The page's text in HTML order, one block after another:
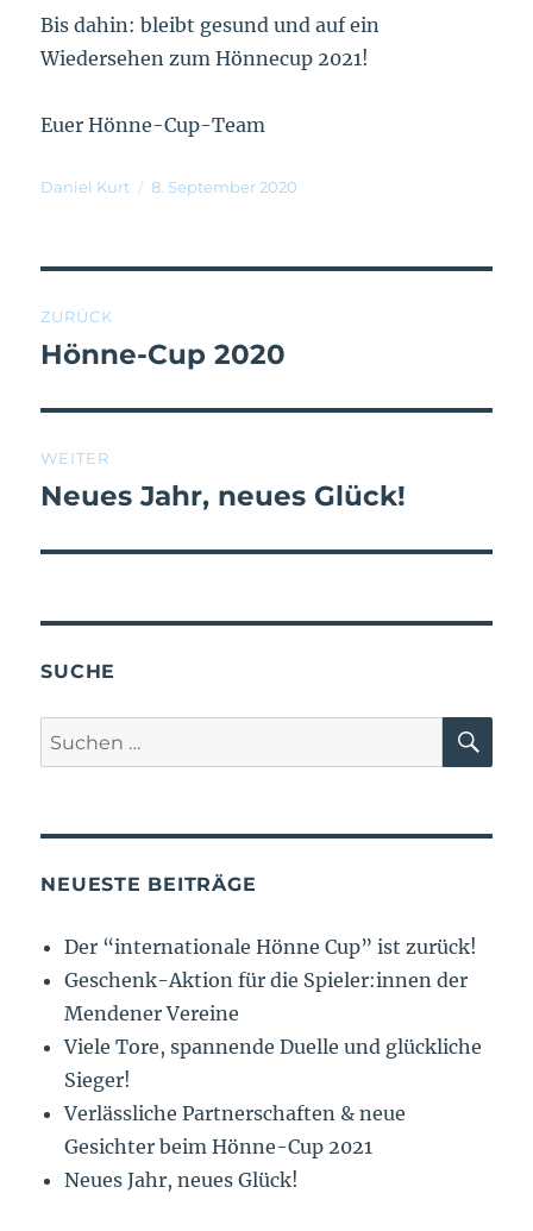
Bis dahin: bleibt gesund und auf ein
Wiedersehen zum Hönnecup 2021!
Euer Hönne-Cup-Team
Daniel Kurt 8. September 2020
ZURÜCK
Hönne-Cup 2020
WEITER
Neues Jahr, neues Glück!
SUCHE
NEUESTE BEITRÄGE
Der “internationale Hönne Cup” ist zurück!
Geschenk-Aktion für die Spieler:innen der
Mendener Vereine
Viele Tore, spannende Duelle und glückliche
Sieger!
Verlässliche Partnerschaften & neue
Gesichter beim Hönne-Cup 2021
Neues Jahr, neues Glück!